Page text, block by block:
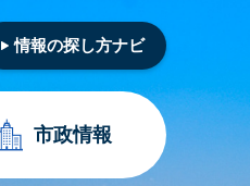
情報の探し方ナビ
市政情報